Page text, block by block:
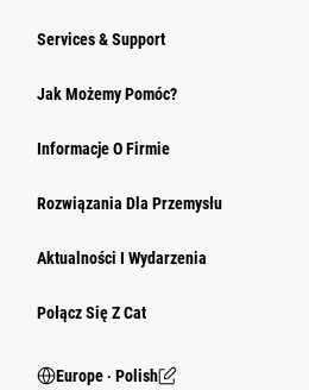
Services & Support
Jak Możemy Pomóc?
Informacje O Firmie
Rozwiązania Dla Przemysłu
Aktualności I Wydarzenia
Połącz Się Z Cat
Europe ‧ Polish